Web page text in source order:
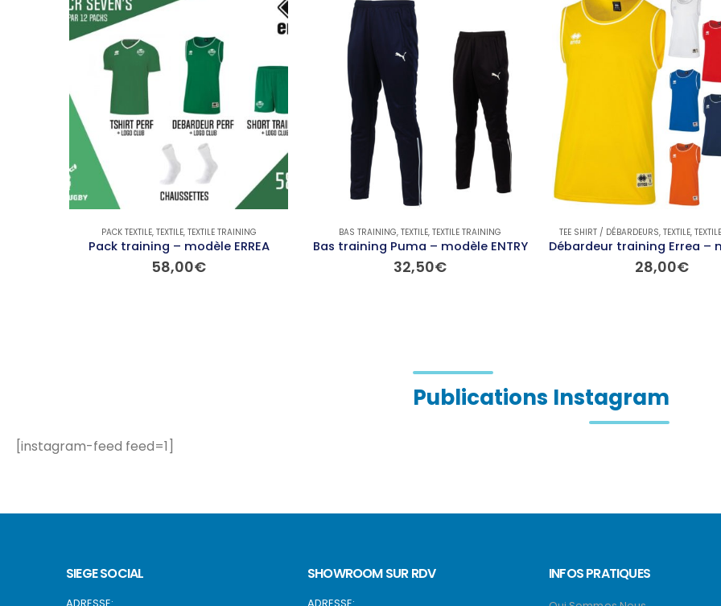
PACK TEXTILE, TEXTILE, TEXTILE TRAINING
Pack training – modèle ERREA
58,00€
BAS TRAINING, TEXTILE, TEXTILE TRAINING
Bas training Puma – modèle ENTRY
32,50€
TEE SHIRT / DÉBARDEURS, TEXTILE,
28,00€
Publications Instagram
[instagram-feed feed=1]
SIEGE SOCIAL SHOWROOM SUR RDV INFOS PRATIQUES